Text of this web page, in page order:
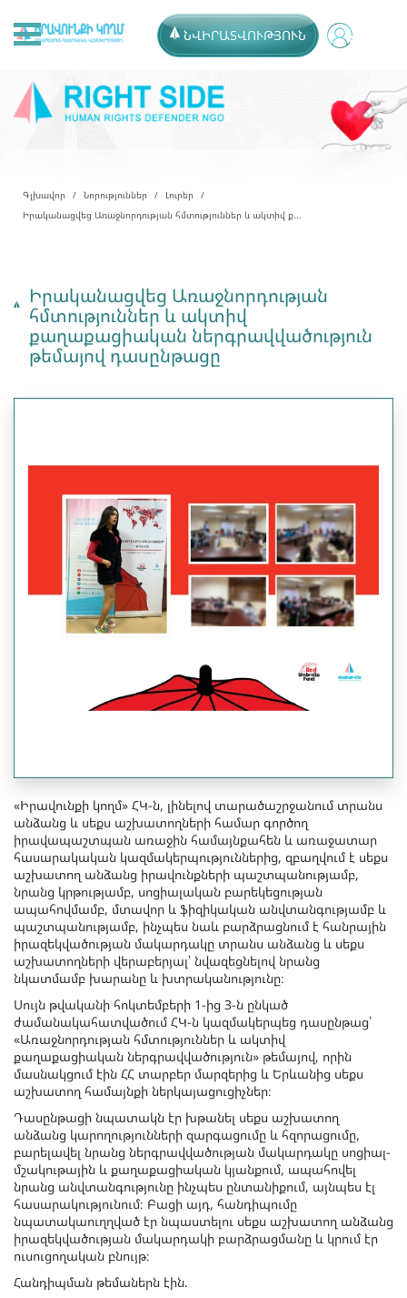
ՆՎԻՐԱՏՎՈՒԹՅՈՒՆ
Գլխավոր Նորություններ
Լուրեր
Իրականացվեց Առաջնորդության հմտություններ և ակտիվ ք...
Իրականացվեց Առաջնորդության
հմտություններ և ակտիվ
քաղաքացիական ներգրավվածություն
թեմայով դասընթացը
«Իրավունքի կողմ» ՀԿ-ն, լինելով տարածաշրջանում տրանս
անձանց և սեքս աշխատողների համար գործող
իրավապաշտպան առաջին համայնքահեն և առաջատար
հասարակական կազմակերպություններից, զբաղվում է սեքս
աշխատող անձանց իրավունքների պաշտպանությամբ,
նրանց կրթությամբ, սոցիալական բարեկեցության
ապահովմամբ, մտավոր և ֆիզիկական անվտանգությամբ և
պաշտպանությամբ, ինչպես նաև բարձրացնում է հանրային
իրազեկվածության մակարդակը տրանս անձանց և սեքս
աշխատողների վերաբերյալ՝ նվազեցնելով նրանց
նկատմամբ խարանը և խտրականությունը։
Սույն թվականի հոկտեմբերի 1-ից 3-ն ընկած
ժամանակահատվածում ՀԿ-ն կազմակերպեց դասընթաց՝
«Առաջնորդության հմտություններ և ակտիվ
քաղաքացիական ներգրավվածություն» թեմայով, որին
մասնակցում էին ՀՀ տարբեր մարզերից և Երևանից սեքս
աշխատող համայնքի ներկայացուցիչներ։
Դասընթացի նպատակն էր խթանել սեքս աշխատող
անձանց կարողությունների զարգացումը և հզորացումը,
բարելավել նրանց ներգրավվածության մակարդակը սոցիալ-
մշակութային և քաղաքացիական կյանքում, ապահովել
նրանց անվտանգությունը ինչպես ընտանիքում, այնպես էլ
հասարակությունում։ Բացի այդ, հանդիպումը
նպատակաուղղված էր նպաստելու սեքս աշխատող անձանց
իրազեկվածության մակարդակի բարձրացմանը և կրում էր
ուսուցողական բնույթ։
Հանդիպման թեմաներն էին.